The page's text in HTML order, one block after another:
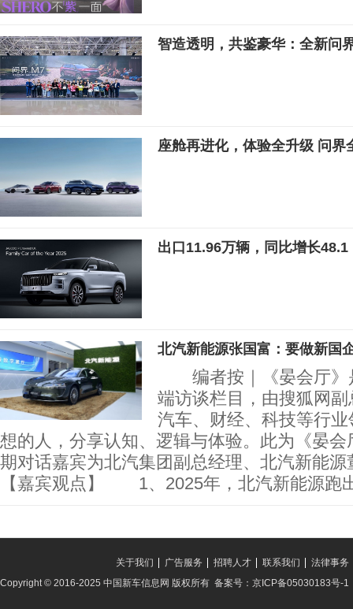
智造透明，共鉴豪华：全新问
座舱再进化，体验全升级 问界
出口11.96万辆，同比增长48.1
北汽新能源张国富：要做新国
编者按｜《晏会厅》
端访谈栏目，由搜狐网
汽车、财经、科技等行
想的人，分享认知、逻辑与体验。此为《晏
期对话嘉宾为北汽集团副总经理、北汽新
【嘉宾观点】 1、2025年，北汽新能源跑
法律事务
联系我们
招聘人才
广告服务
关于我们
Copyright © 2016-2025 中国新车信息网 版权所有 备案号：京ICP备05030183号-1